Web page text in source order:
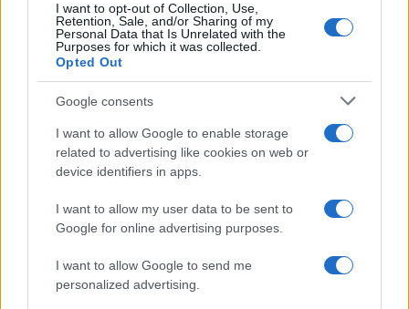
I want to opt-out of Collection, Use,
Retention, Sale, and/or Sharing of my
Personal Data that Is Unrelated with the
Purposes for which it was collected.
Opted Out
Google consents
I want to allow Google to enable storage
related to advertising like cookies on web or
device identifiers in apps.
I want to allow my user data to be sent to
Google for online advertising purposes.
I want to allow Google to send me
personalized advertising.
beskrajni ratni haos”, rekao je za CNN.
Rusija je prošle godine znatno pojačala raketne i
dron napade na ukrajinske gradove i energetsku
infrastrukturu. Prema podacima Ujedinjenih nacija,
prošla godina bila je najsmrtonosnija za ukrajinske
civile od početka invazije 2022., a trend se
nastavlja i ove godine. CNN navodi kako je samo u
posljednja 24 sata Moskva lansirala više od 1400
dronova i 56 projektila prema ukrajinskim ciljevima.
Iako Ukrajina posljednjih mjeseci ostvaruje
da rat ostaje izrazito nepredvidiv. Dolazak proljeća i
gušća vegetacija mogao bi otežati rad ukrajinskih